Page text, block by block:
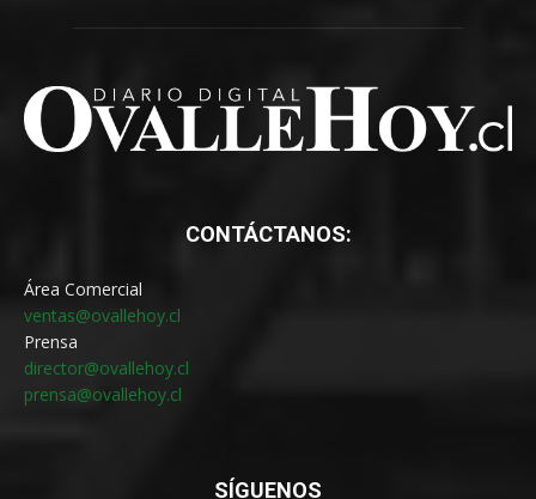
CONTÁCTANOS:
Área Comercial
ventas@ovallehoy.cl
Prensa
director@ovallehoy.cl
prensa@ovallehoy.cl
SÍGUENOS